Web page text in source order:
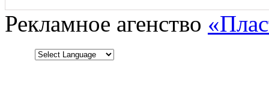
Рекламное агенство